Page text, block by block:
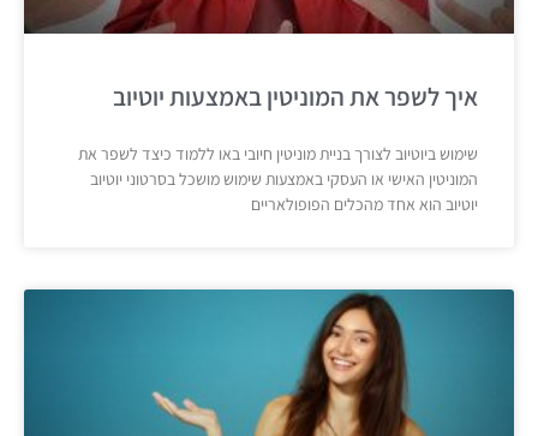
איך לשפר את המוניטין באמצעות יוטיוב
שימוש ביוטיוב לצורך בניית מוניטין חיובי באו ללמוד כיצד לשפר את
המוניטין האישי או העסקי באמצעות שימוש מושכל בסרטוני יוטיוב
יוטיוב הוא אחד מהכלים הפופולאריים